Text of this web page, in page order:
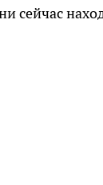
сейчас